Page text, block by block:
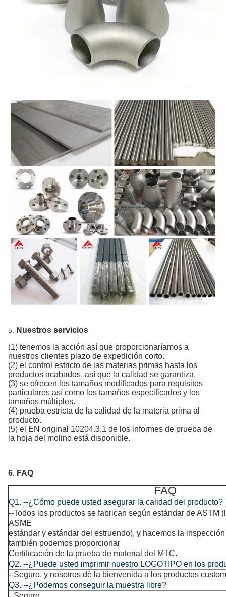
5.
Nuestros servicios
(1) tenemos la acción así que proporcionaríamos a
nuestros clientes plazo de expedición corto.
(2) el control estricto de las materias primas hasta los
productos acabados, así que la calidad se garantiza.
(3) se ofrecen los tamaños modificados para requisitos
particulares así como los tamaños especificados y los
tamaños múltiples.
(4) prueba estricta de la calidad de la materia prima al
producto.
(5) el EN original 10204.3.1 de los informes de prueba de
la hoja del molino está disponible.
6. FAQ
FAQ
Q1. --¿Cómo puede usted asegurar la calidad del producto?
--Todos los productos se fabrican según estándar de ASTM
ASME
estándar y estándar del estruendo), y hacemos la
también podemos proporcionar
Certificación de la prueba de material del MTC.
Q2. --¿Puede usted imprimir nuestro LOGOTIPO en los
--Seguro, y nosotros dé la bienvenida a los productos
Q3. --¿Podemos conseguir la muestra libre?